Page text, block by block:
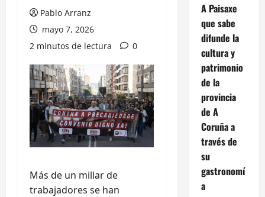
Pablo Arranz
mayo 7, 2026
2 minutos de lectura
0
Más de un millar de
trabajadores se han
A Paisaxe
que sabe
difunde la
cultura y
patrimonio
de la
provincia
de A
Coruña a
través de
su
gastronomí
a